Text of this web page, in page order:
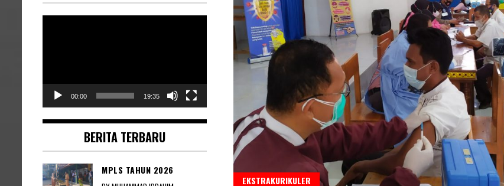
EKSTRAKURIKULER
00:00 19:35
BERITA TERBARU
MPLS TAHUN 2026